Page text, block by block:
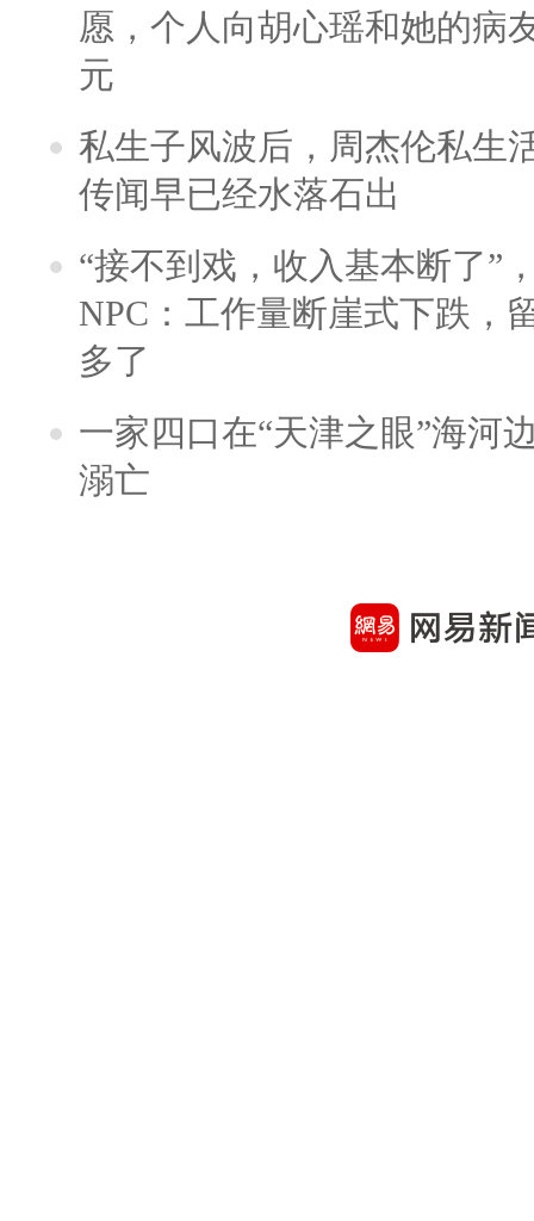
愿，个人向胡心瑶和她的病
元
私生子风波后，周杰伦私生
传闻早已经水落石出
“接不到戏，收入基本断了”
NPC：工作量断崖式下跌，
多了
一家四口在“天津之眼”海河
溺亡